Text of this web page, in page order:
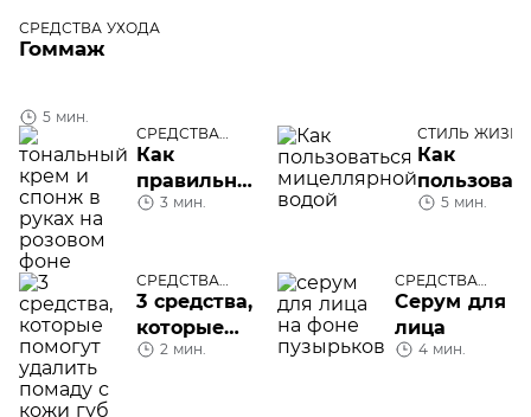
СРЕДСТВА УХОДА
Гоммаж
5 мин.
СРЕДСТВА
УХОДА
Как
правильно
наносить
3 мин.
СТИЛЬ
Как
5 мин.
СРЕДСТВА
УХОДА
3 средства,
которые
помогут
2 мин.
СРЕДСТВА
УХОДА
Серум для
лица
4 мин.